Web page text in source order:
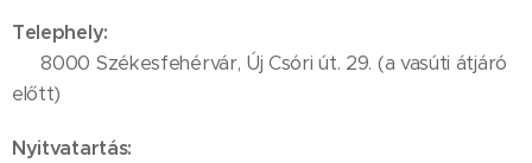
Telephely:
📍 8000 Székesfehérvár, Új Csóri út. 29. (a vasúti átjáró
előtt)
Nyitvatartás: